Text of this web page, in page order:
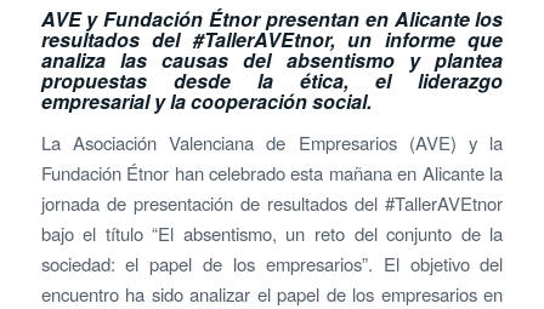
AVE y Fundación Étnor presentan en Alicante los
resultados del #TallerAVEtnor, un informe que
analiza las causas del absentismo y plantea
propuestas desde la ética, el liderazgo
empresarial y la cooperación social.
La Asociación Valenciana de Empresarios (AVE) y la
Fundación Étnor han celebrado esta mañana en Alicante la
jornada de presentación de resultados del #TallerAVEtnor
bajo el título “El absentismo, un reto del conjunto de la
sociedad: el papel de los empresarios”. El objetivo del
encuentro ha sido analizar el papel de los empresarios en